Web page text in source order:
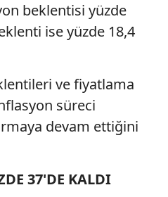
beklentisi yüzde
ise yüzde 18,4
ve fiyatlama
süreci
devam ettiğini
37'DE KALDI